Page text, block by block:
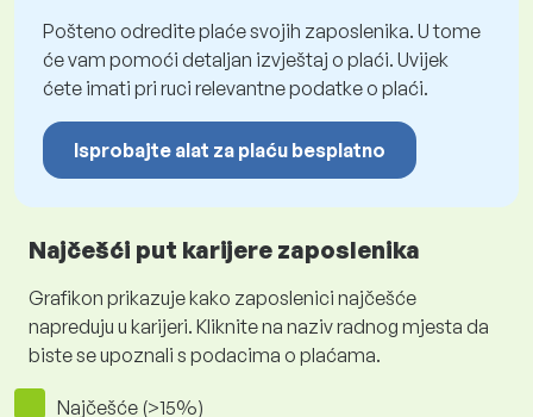
Pošteno odredite plaće svojih zaposlenika. U tome
će vam pomoći detaljan izvještaj o plaći. Uvijek
ćete imati pri ruci relevantne podatke o plaći.
Isprobajte alat za plaću besplatno
Najčešći put karijere zaposlenika
Grafikon prikazuje kako zaposlenici najčešće
napreduju u karijeri. Kliknite na naziv radnog mjesta da
biste se upoznali s podacima o plaćama.
Najčešće (>15%)